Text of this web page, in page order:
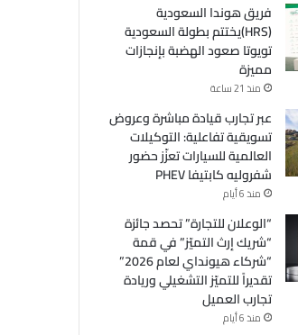
فريق هوندا السعودية
(HRS)يختتم بطولة السعودية
تويوتا صعود الهضبة بإنجازات
مميزة
منذ 21 ساعة
عبر تجارب قيادة مباشرة وعروض
تسويقية تفاعلية: التوكيلات
العالمية للسيارات تعزّز حضور
شفروليه كابتيفا PHEV
منذ 6 أيام
“الوعلان للتجارة” تحصد جائزة
“شريك إرث التميّز” في قمة
“شركاء هيونداي لعام 2026”
تقديراً للتميّز التشغيلي وريادة
تجارب العميل
منذ 6 أيام